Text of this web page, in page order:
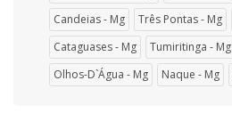
Candeias - Mg
Três Pontas - Mg
Cataguases - Mg
Tumiritinga - Mg
Olhos-D`Água - Mg
Naque - Mg